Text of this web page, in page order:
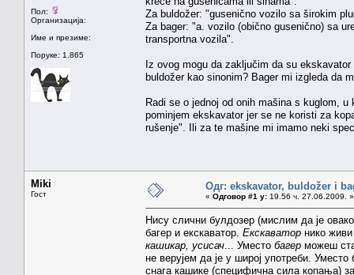
Пол:
Организација:
Име и презиме:
Поруке: 1.865
Za buldožer: "gusenično vozilo sa širokim
Za bager: "a. vozilo (obično gusenično) sa
transportna vozila".
Iz ovog mogu da zaključim da su
buldožer kao sinonim? Bager mi izgleda da
Radi se o jednoj od onih mašina s kuglom,
pominjem ekskavator jer se ne koristi za
rušenje". Ili za te mašine mi imamo neki
Miki
Гост
Одг: ekskavator, buldožer i
« Одговор #1 у: 19.56 ч. 27.06.2009. »
Нису слични булдозер (мислим да је
багер и екскаватор. Екскаватор нико
кашикар, усисач ... Уместо багер можеш
не верујем да је у широј употреби. Уместо
снага кашике (специфична сила копања)